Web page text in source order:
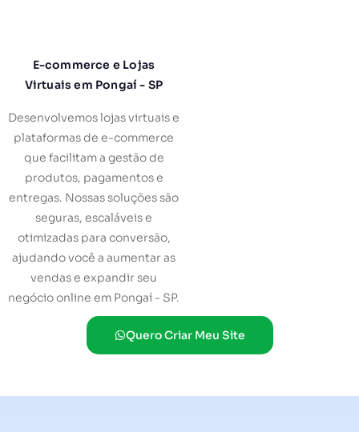
E-commerce e Lojas
Virtuais em Pongaí - SP
Desenvolvemos lojas virtuais e
plataformas de e-commerce
que facilitam a gestão de
produtos, pagamentos e
entregas. Nossas soluções são
seguras, escaláveis e
otimizadas para conversão,
ajudando você a aumentar as
vendas e expandir seu
negócio online em Pongaí - SP.
Quero Criar Meu Site